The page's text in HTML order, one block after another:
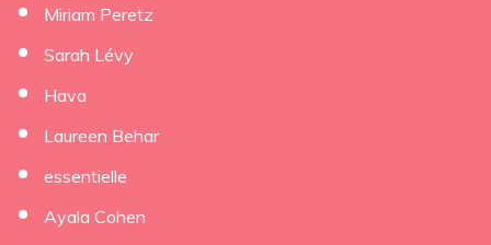
Miriam Peretz
Sarah Lévy
Hava
Laureen Behar
essentielle
Ayala Cohen